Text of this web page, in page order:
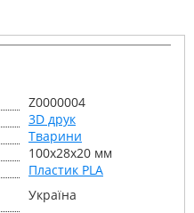
Z0000004
3D друк
Тварини
100x28x20 мм
Пластик PLA
Україна